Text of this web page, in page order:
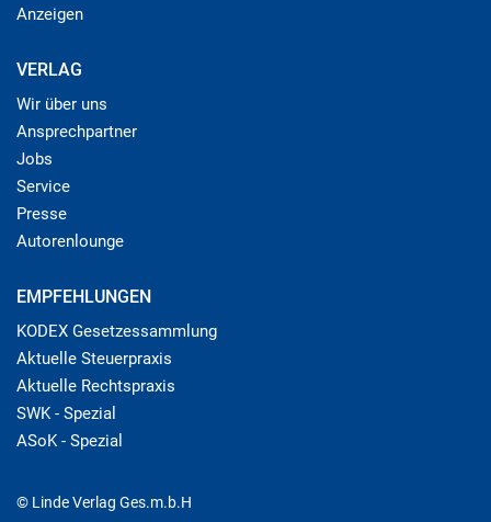
Anzeigen
VERLAG
Wir über uns
Ansprechpartner
Jobs
Service
Presse
Autorenlounge
EMPFEHLUNGEN
KODEX Gesetzessammlung
Aktuelle Steuerpraxis
Aktuelle Rechtspraxis
SWK - Spezial
ASoK - Spezial
© Linde Verlag Ges.m.b.H